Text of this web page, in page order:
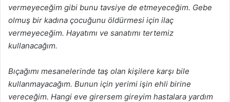
vermeyeceğim gibi bunu tavsiye de etmeyeceğim. Gebe
olmuş bir kadına çocuğunu öldürmesi için ilaç
vermeyeceğim. Hayatımı ve sanatımı tertemiz
kullanacağım.
Bıçağımı mesanelerinde taş olan kişilere karşı bile
kullanmayacağım. Bunun için yerimi işin ehli birine
vereceğim. Hangi eve girersem gireyim hastalara yardım